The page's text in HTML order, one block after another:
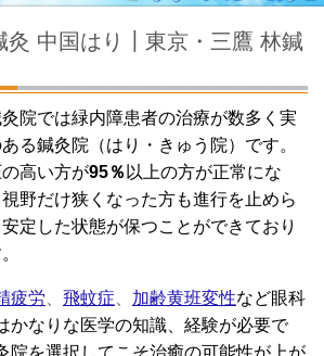
中国はり┃東京・三鷹 林鍼
院では緑内障患者の治療が数多く実
る鍼灸院（はり・きゅう院）です。
の高い方が95％ 以上の方が正常にな
視野だけ狭くなった方も進行を止めら
定した状態が保つことができており
疲労 飛蚊症 加齢黄班変性など眼科
かなりな医学の知識、経験が必要で
院を選択してこそ治癒の可能性が上が